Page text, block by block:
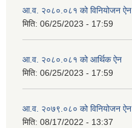
आ.व. २०८०.०८१ को विनियोजन ऐन
मिति: 06/25/2023 - 17:59
आ.व. २०८०.०८१ को आर्थिक ऐन
मिति: 06/25/2023 - 17:59
आ.व. २०७९.०८० को विनियोजन ऐन
मिति: 08/17/2022 - 13:37